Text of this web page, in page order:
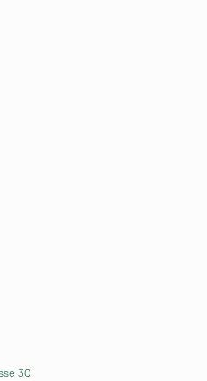
30